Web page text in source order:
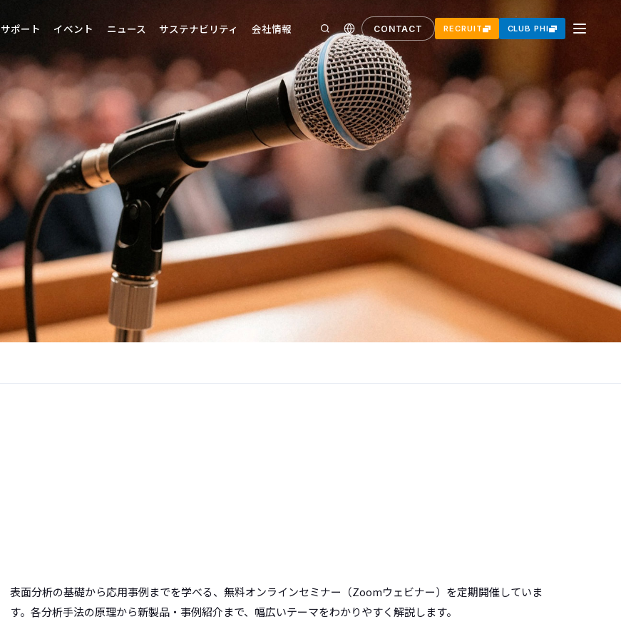
サポート イベント ニュース サステナビリティ 会社情報 CONTACT RECRUIT CLUB PHI
表面分析の基礎から応用事例までを学べる、無料オンラインセミナー（Zoomウェビナー）を定期開催していま
す。各分析手法の原理から新製品・事例紹介まで、幅広いテーマをわかりやすく解説します。